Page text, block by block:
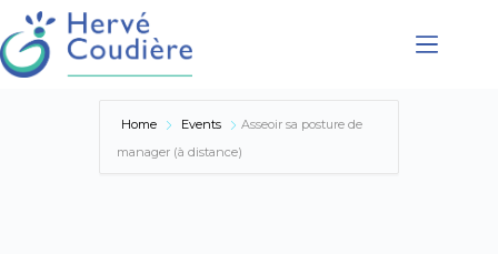
Coaching
Conférences
Home Events
Asseoir sa posture de
manager (à distance)